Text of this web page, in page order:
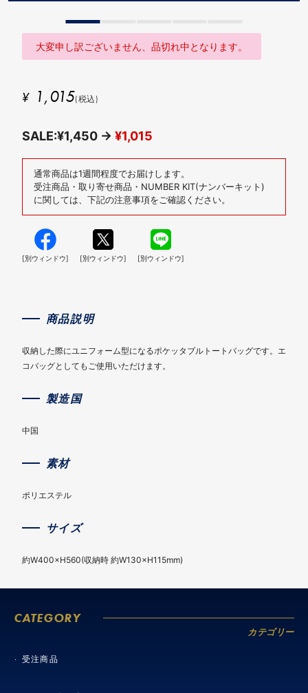
大変申し訳ございません、品切れ中となります。
¥ 1,015(税込)
SALE:¥1,450 → ¥1,015
通常商品は1週間程度でお届けします。
受注商品・取り寄せ商品・NUMBER KIT(ナンバーキット)
に関しては、下記の注意事項をご確認ください。
[別ウィンドウ] [別ウィンドウ] [別ウィンドウ]
商品説明
収納した際にユニフォーム型になるポケッタブルトートバッグです。エ
コバッグとしてもご使用いただけます。
製造国
中国
素材
ポリエステル
サイズ
約W400×H560(収納時 約W130×H115mm)
CATEGORY
カテゴリー
受注商品